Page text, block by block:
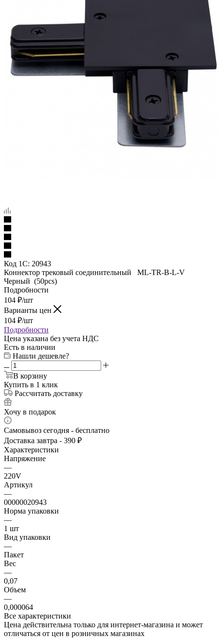
Код 1С: 20943
Коннектор трековый соединительный ML-TR-B-L-V
Черный (50pcs)
Подробности
104 ₽/шт
Варианты цен
104 ₽/шт
Подробности
Цена указана без учета НДС
Есть в наличии
Нашли дешевле?
В корзину
Купить в 1 клик
Рассчитать доставку
Хочу в подарок
Самовывоз сегодня - бесплатно
Доставка завтра - 390 ₽
Характеристики
Напряжение
—
220V
Артикул
—
00000020943
Норма упаковки
—
1 шт
Вид упаковки
—
Пакет
Вес
—
0,07
Объем
—
0,000064
Все характеристики
Цена действительна только для интернет-магазина и может
отличаться от цен в розничных магазинах